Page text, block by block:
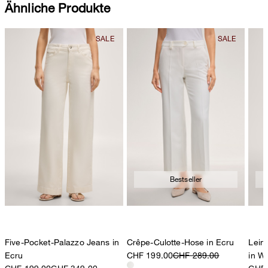
Ähnliche Produkte
Five-Pocket-Palazzo Jeans in
Ecru
Bestseller
Crêpe-Culotte-Hose in Ecru
CHF 199.00CHF 289.00
in